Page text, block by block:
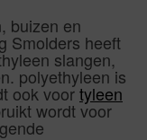
buizen en
Smolders heeft
slangen,
polyethyleen is
ook voortyleen
wordt voor